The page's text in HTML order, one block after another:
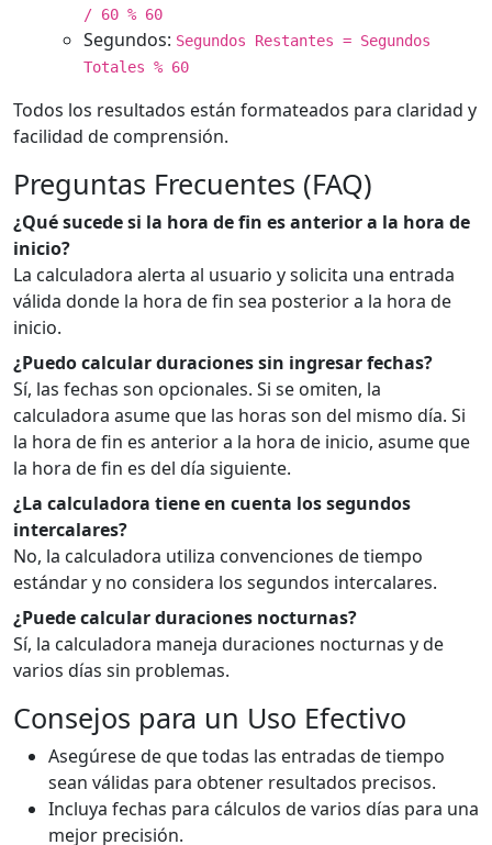
/ 60 % 60
Segundos: Segundos Restantes = Segundos
Totales % 60
Todos los resultados están formateados para claridad y
facilidad de comprensión.
Preguntas Frecuentes (FAQ)
¿Qué sucede si la hora de fin es anterior a la hora de
inicio?
La calculadora alerta al usuario y solicita una entrada
válida donde la hora de fin sea posterior a la hora de
inicio.
¿Puedo calcular duraciones sin ingresar fechas?
Sí, las fechas son opcionales. Si se omiten, la
calculadora asume que las horas son del mismo día. Si
la hora de fin es anterior a la hora de inicio, asume que
la hora de fin es del día siguiente.
¿La calculadora tiene en cuenta los segundos
intercalares?
No, la calculadora utiliza convenciones de tiempo
estándar y no considera los segundos intercalares.
¿Puede calcular duraciones nocturnas?
Sí, la calculadora maneja duraciones nocturnas y de
varios días sin problemas.
Consejos para un Uso Efectivo
Asegúrese de que todas las entradas de tiempo
sean válidas para obtener resultados precisos.
Incluya fechas para cálculos de varios días para una
mejor precisión.